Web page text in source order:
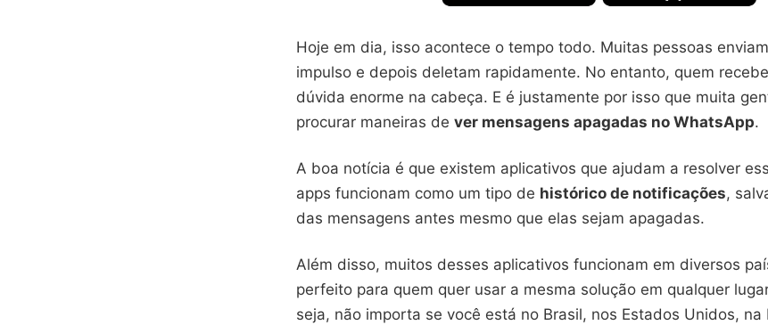
Hoje em dia, isso acontece o tempo todo. Muitas pessoas
impulso e depois deletam rapidamente. No entanto, quem
dúvida enorme na cabeça. E é justamente por isso que muita
procurar maneiras de ver mensagens apagadas no WhatsApp.
A boa notícia é que existem aplicativos que ajudam a resolver
apps funcionam como um tipo de histórico de notificações,
das mensagens antes mesmo que elas sejam apagadas.
Além disso, muitos desses aplicativos funcionam em diversos
perfeito para quem quer usar a mesma solução em qualquer
seja, não importa se você está no Brasil, nos Estados Unidos, na